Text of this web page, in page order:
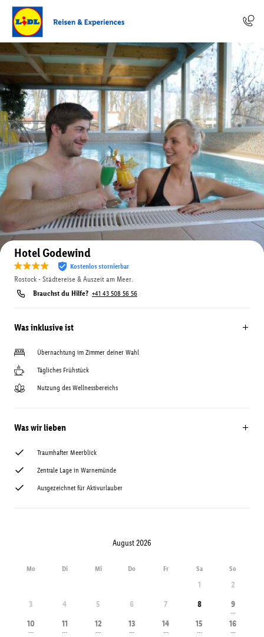
Auf der Karte anzeigen
Hotel Godewind
Kostenlos stornierbar
Rostock - Städtereise & Auszeit am Meer.
Brauchst du Hilfe? +41 43 508 56 56
Was inklusive ist
Übernachtung im Zimmer deiner Wahl
Tägliches Frühstück
Nutzung des Wellnessbereichs
Was wir lieben
Traumhafter Meerblick
Zentrale Lage in Warnemünde
Ausgezeichnet für Aktivurlauber
August 2026
Mo Di Mi Do Fr Sa So
1
2
3
4 5 6 7 8 9
---
10
---
11
---
12
---
13
---
14
---
15
---
16
---